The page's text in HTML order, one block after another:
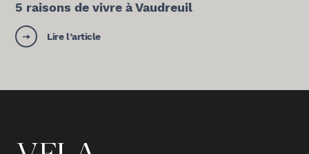
5 raisons de vivre à Vaudreuil
Lire l’article